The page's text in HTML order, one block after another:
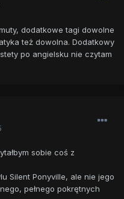
dodatkowe tagi dowolne
też dowolna. Dodatkowy
po angielsku nie czytam
sobie coś z
Silent Ponyville, ale nie jego
pełnego pokrętnych